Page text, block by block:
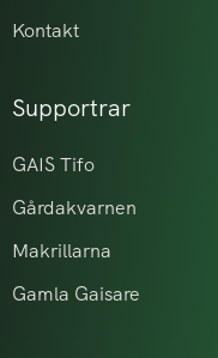
Kontakt
Supportrar
GAIS Tifo
Gårdakvarnen
Makrillarna
Gamla Gaisare